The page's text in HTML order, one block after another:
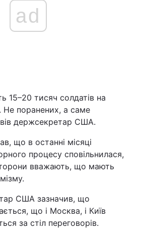
ad
15–20 тисяч солдатів на
Не поранених, а саме
держсекретар США.
що в останні місяці
процесу сповільнилася,
вважають, що мають
США зазначив, що
що і Москва, і Київ
за стіл переговорів.